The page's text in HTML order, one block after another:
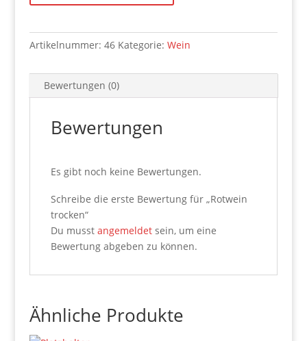
Artikelnummer: 46 Kategorie: Wein
Bewertungen (0)
Bewertungen
Es gibt noch keine Bewertungen.
Schreibe die erste Bewertung für „Rotwein
trocken“
Du musst angemeldetsein, um eine
Bewertung abgeben zu können.
Ähnliche Produkte